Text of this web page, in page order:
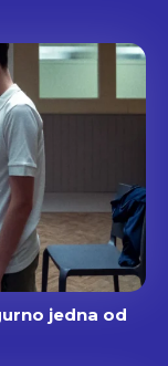
jedna od